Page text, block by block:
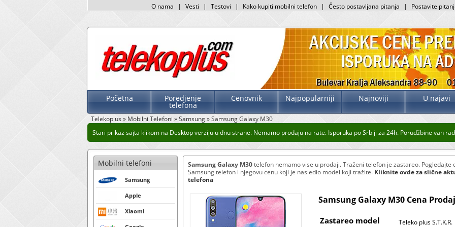
O nama | Vesti | Testovi | Kako kupiti mobilni telefon | Često postavljana pitanja | Postavite
Početna Poredjenje
telefona
Cenovnik Najpopularniji Najnoviji U najavi
Telekoplus» Mobilni Telefoni »Samsung»Samsung Galaxy M30
Stari prikaz sajta klikom na Desktop verziju u dnu strane. Nemamo prodaju na rate. Isporuka po Srbiji za 24h. Porudžbine van
Mobilni telefoni
Samsung
Apple
Xiaomi
Samsung Galaxy M30telefon nemamo vise u prodaji. Traženi telefon je zastareo. Pogledajte
Samsung telefon i njegovu cenu koji je nasledio model koji tražite. Kliknite ovde za slične
telefona
Samsung Galaxy M30 Cena
Zastareo model
Teleko plus S.T.K.R.